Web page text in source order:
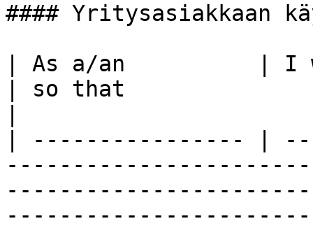
#### Yritysasiakkaan
| As a/an          | I
| so that
| ---------------- |